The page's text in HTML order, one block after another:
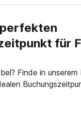
für
Finde in unserem